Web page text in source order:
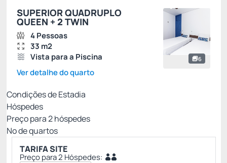
6
SUPERIOR QUADRUPLO
QUEEN + 2 TWIN
4 Pessoas
33 m2
Vista para a Piscina
Ver detalhe do quarto
Condições de Estadia
Hóspedes
Preço para2hóspedes
Nº de quartos
TARIFA SITE
Preço para 2 Hóspedes: